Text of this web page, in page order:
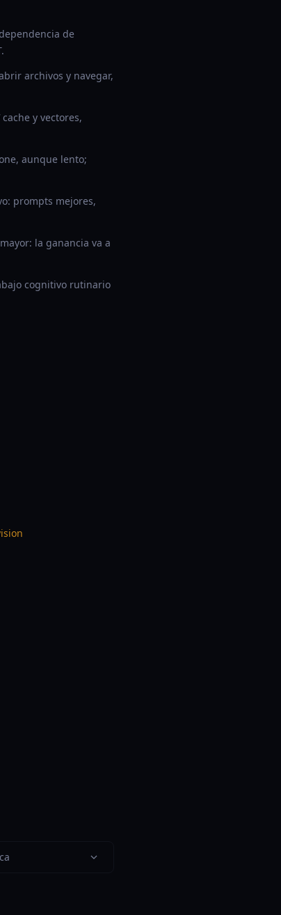
de
archivos y navegar,
y vectores,
aunque lento;
prompts mejores,
la ganancia va a
cognitivo rutinario